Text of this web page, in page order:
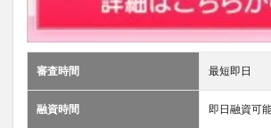
審査時間 最短即日
融資時間 即日融資可